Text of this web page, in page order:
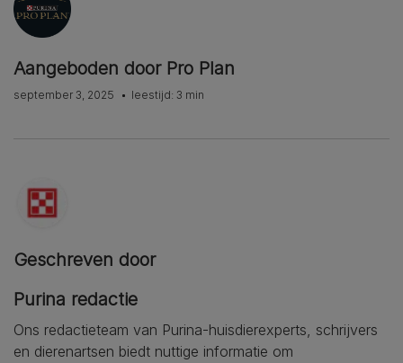
Aangeboden door Pro Plan
september 3, 2025 leestijd: 3 min
Geschreven door
Purina redactie
Ons redactieteam van Purina-huisdierexperts, schrijvers
en dierenartsen biedt nuttige informatie om